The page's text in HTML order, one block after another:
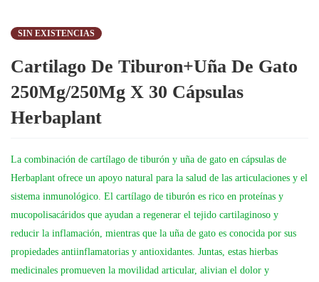
SIN EXISTENCIAS
Cartilago De Tiburon+Uña De Gato
250Mg/250Mg X 30 Cápsulas
Herbaplant
La combinación de cartílago de tiburón y uña de gato en cápsulas de
Herbaplant ofrece un apoyo natural para la salud de las articulaciones y el
sistema inmunológico. El cartílago de tiburón es rico en proteínas y
mucopolisacáridos que ayudan a regenerar el tejido cartilaginoso y
reducir la inflamación, mientras que la uña de gato es conocida por sus
propiedades antiinflamatorias y antioxidantes. Juntas, estas hierbas
medicinales promueven la movilidad articular, alivian el dolor y